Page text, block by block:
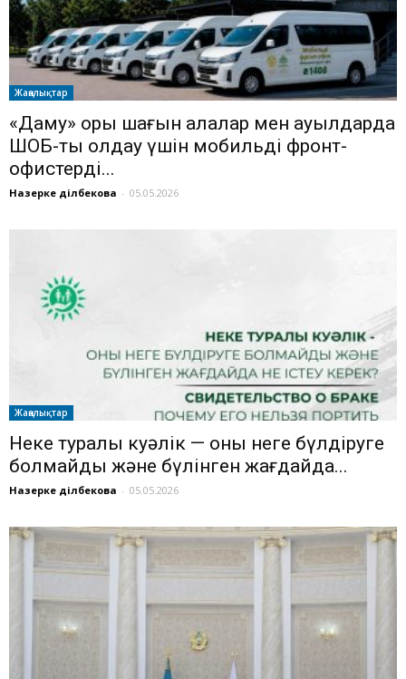
Жаңалықтар
«Даму» қоры шағын қалалар мен ауылдарда
ШОБ-ты қолдау үшін мобильді фронт-
офистерді...
Назерке Әділбекова - 05.05.2026
Жаңалықтар
Неке туралы куәлік — оны неге бүлдіруге
болмайды және бүлінген жағдайда...
Назерке Әділбекова - 05.05.2026